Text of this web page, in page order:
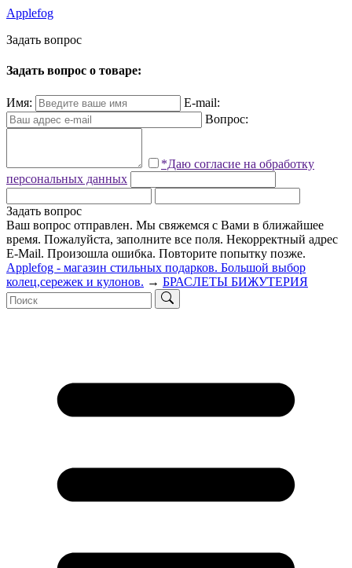
Applefog
Задать вопрос
Задать вопрос о товаре:
Имя:
E-mail:
Вопрос:
*Даю согласие на обработку
персональных данных
Задать вопрос
Ваш вопрос отправлен. Мы свяжемся с Вами в ближайшее
время. Пожалуйста, заполните все поля. Некорректный адрес
E-Mail. Произошла ошибка. Повторите попытку позже.
Applefog - магазин стильных подарков. Большой выбор
колец,сережек и кулонов. → БРАСЛЕТЫ БИЖУТЕРИЯ